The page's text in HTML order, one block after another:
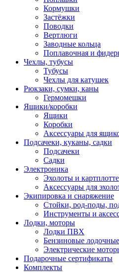
Кормушки
Застёжки
Поводки
Вертлюги
Заводные кольца
Поплавочная и
Чехлы, тубусы
Тубусы
Чехлы для катушек
Рюкзаки, сумки, каны
Гермомешки
Ящики/коробки
Ящики
Коробки
Аксессуары для
Подсачеки, куканы, садки
Подсачеки
Садки
Электроника
Эхолоты и
Аксессуары для
Экипировка и снаряжение
Стойки, род-поды,
Инструменты и
Лодки, моторы
Лодки ПВХ
Бензиновые
Электрические
Подарочные сертификаты
Комплекты